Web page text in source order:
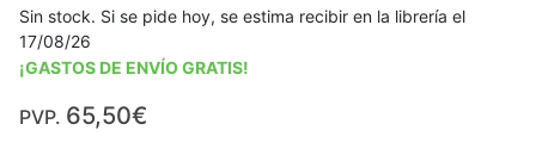
Sin stock. Si se pide hoy, se estima recibir en la librería el
17/08/26
¡GASTOS DE ENVÍO GRATIS!
PVP. 65,50€